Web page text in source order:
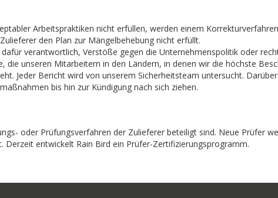
Arbeitspraktiken nicht erfüllen, werden einem
den Plan zur Mängelbehebung nicht erfüllt.
verantwortlich, Verstöße gegen die Unternehmenspolitik oder
die unseren Mitarbeitern in den Ländern, in denen wir die höchste
Jeder Bericht wird von unserem Sicherheitsteam untersucht.
bis hin zur Kündigung nach sich ziehen.
oder Prüfungsverfahren der Zulieferer beteiligt sind. Neue Prüfer
entwickelt Rain Bird ein Prüfer-Zertifizierungsprogramm.